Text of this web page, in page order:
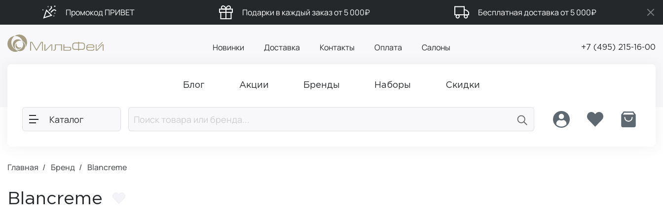
Промокод ПРИВЕТ Подарки в каждый заказ от 5 000₽ Бесплатная доставка от 5 000₽
Новинки Доставка Контакты Оплата Салоны +7 (495) 215-16-00
Блог Акции Бренды Наборы Скидки
Каталог
Главная Бренд Blancreme
Blancreme